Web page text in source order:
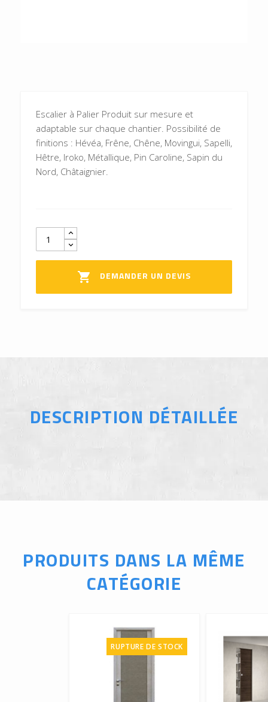
Escalier à Palier Produit sur mesure et
adaptable sur chaque chantier. Possibilité de
finitions : Hévéa, Frêne, Chêne, Movingui, Sapelli,
Hêtre, Iroko, Métallique, Pin Caroline, Sapin du
Nord, Châtaignier.
 DEMANDER UN DEVIS
DESCRIPTION DÉTAILLÉE
PRODUITS DANS LA MÊME
CATÉGORIE
RUPTURE DE STOCK